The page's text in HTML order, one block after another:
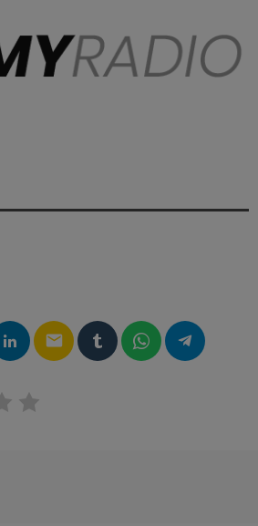
email